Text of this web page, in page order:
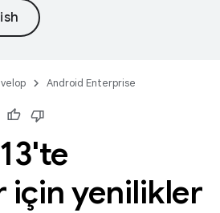
Android Enterprise
için yenilikler